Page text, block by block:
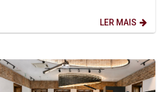
destaque em dois importantes...
LER MAIS